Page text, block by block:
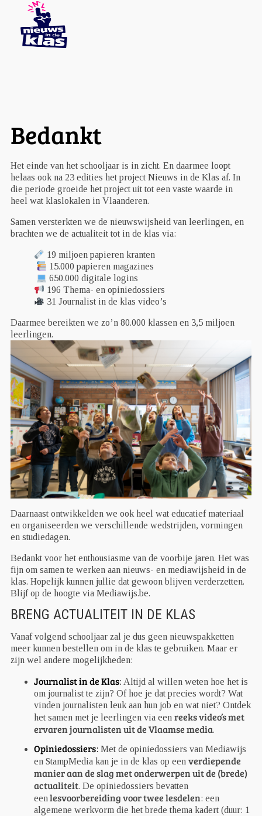
Bedankt
Het einde van het schooljaar is in zicht. En daarmee loopt
helaas ook na 23 edities het project Nieuws in de Klas af. In
die periode groeide het project uit tot een vaste waarde in
heel wat klaslokalen in Vlaanderen.
Samen versterkten we de nieuwswijsheid van leerlingen, en
brachten we de actualiteit tot in de klas via:
19 miljoen papieren kranten
15.000 papieren magazines
650.000 digitale logins
196 Thema- en opiniedossiers
31 Journalist in de klas video’s
Daarmee bereikten we zo’n 80.000 klassen en 3,5 miljoen
leerlingen.
Daarnaast ontwikkelden we ook heel wat educatief materiaal
en organiseerden we verschillende wedstrijden, vormingen
en studiedagen.
Bedankt voor het enthousiasme van de voorbije jaren. Het was
fijn om samen te werken aan nieuws- en mediawijsheid in de
klas. Hopelijk kunnen jullie dat gewoon blijven verderzetten.
Blijf op de hoogte via Mediawijs.be.
BRENG ACTUALITEIT IN DE KLAS
Vanaf volgend schooljaar zal je dus geen nieuwspakketten
meer kunnen bestellen om in de klas te gebruiken. Maar er
zijn wel andere mogelijkheden:
Journalist in de Klas: Altijd al willen weten hoe het is
om journalist te zijn? Of hoe je dat precies wordt? Wat
vinden journalisten leuk aan hun job en wat niet? Ontdek
het samen met je leerlingen via een reeks video’s met
ervaren journalisten uit de Vlaamse media.
Opiniedossiers: Met de opiniedossiers van Mediawijs
en StampMedia kan je in de klas op een verdiepende
manier aan de slag met onderwerpen uit de (brede)
actualiteit. De opiniedossiers bevatten
een lesvoorbereiding voor twee lesdelen: een
algemene werkvorm die het brede thema kadert (duur: 1